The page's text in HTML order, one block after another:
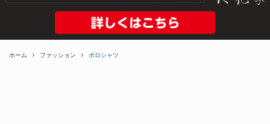
ホーム ファッション ポロシャツ